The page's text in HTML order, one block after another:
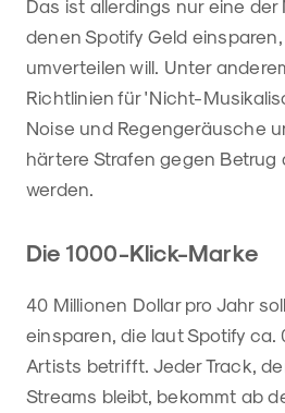
Das ist allerdings nur eine
denen Spotify Geld
umverteilen will. Unter
Richtlinien für 'Nicht-
Noise und Regengeräusche
härtere Strafen gegen Betrug
werden.
Die 1000-Klick-Marke
40 Millionen Dollar pro Jahr
einsparen, die laut Spotify ca.
Artists betrifft. Jeder Track,
Streams bleibt, bekommt ab